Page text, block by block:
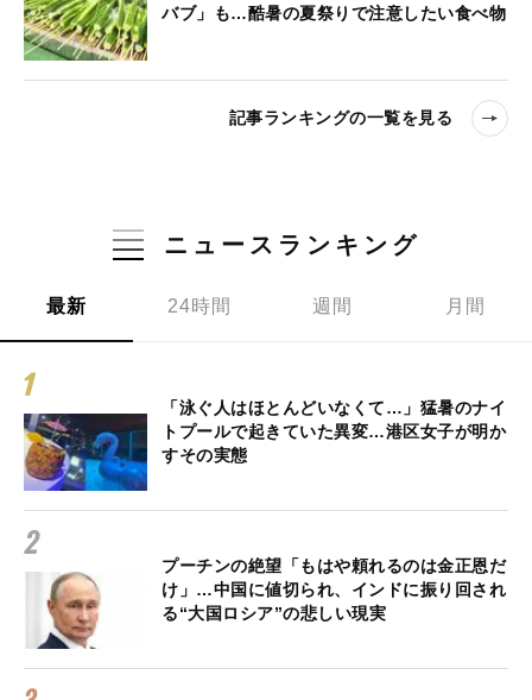
バブ」も…酷暑の夏祭りで注意したい食べ物
記事ランキングの一覧を見る
ニュースランキング
最新 24時間 週間 月間
「泳ぐ人はほとんどいなくて…」猛暑のナイ
トプールで起きていた異変…港区女子が明か
すその実態
プーチンの絶望「もはや頼れるのは金正恩だ
け」…中国に値切られ、インドに振り回され
る“大国ロシア”の悲しい現実